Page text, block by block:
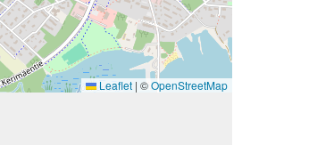
Leaflet | ©OpenStreetMap